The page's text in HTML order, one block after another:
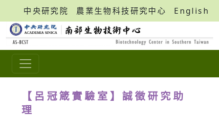
中央研究院 農業生物科技研究中心 English
【呂冠箴實驗室】誠徵研究助
理